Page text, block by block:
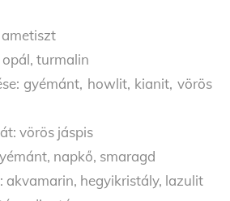
turmalin
gyémánt, howlit, kianit, vörös
vörös jáspis
napkő, smaragd
akvamarin, hegyikristály, lazulit